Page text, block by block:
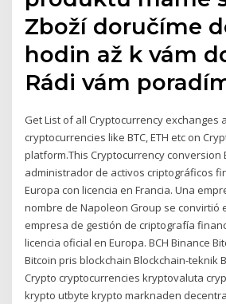
Zboží doručíme
hodin až k vám
Rádi vám
Get List of all Cryptocurrency exchanges
cryptocurrencies like BTC, ETH etc on
platform.This Cryptocurrency conversion
administrador de activos criptográficos
Europa con licencia en Francia. Una
nombre de Napoleon Group se convirtió
empresa de gestión de criptografía
licencia oficial en Europa. BCH Binance
Bitcoin pris blockchain Blockchain-teknik
Crypto cryptocurrencies kryptovaluta
krypto utbyte krypto marknaden